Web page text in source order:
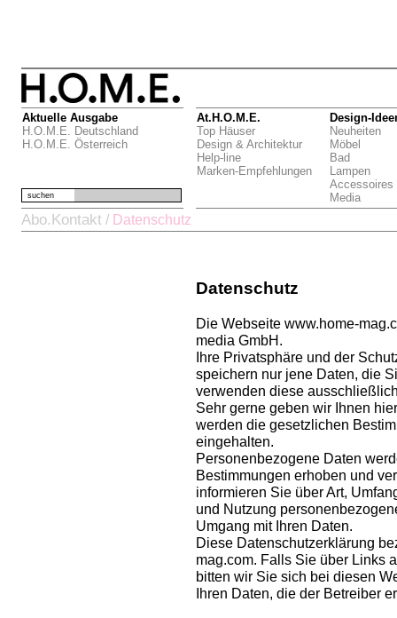
Aktuelle Ausgabe
H.O.M.E. Deutschland
H.O.M.E. Österreich
At.H.O.M.E.
Top Häuser
Design & Architektur
Help-line
Marken-Empfehlungen
Design-
Neuheiten
Möbel
Bad
Lampen
Accessoires
Media
suchen
Abo.Kontakt / Datenschutz
Datenschutz
Die Webseite www.home-
media GmbH.
Ihre Privatsphäre und der
speichern nur jene Daten, die
verwenden diese
Sehr gerne geben wir Ihnen
werden die gesetzlichen
eingehalten.
Personenbezogene Daten
Bestimmungen erhoben und
informieren Sie über Art,
und Nutzung
Umgang mit Ihren Daten.
Diese Datenschutzerklärung
mag.com. Falls Sie über Links
bitten wir Sie sich bei diesen
Ihren Daten, die der Betreiber